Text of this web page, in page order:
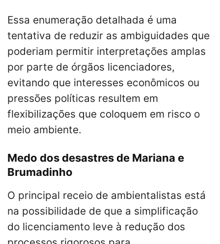
Essa enumeração detalhada é uma
tentativa de reduzir as ambiguidades que
poderiam permitir interpretações amplas
por parte de órgãos licenciadores,
evitando que interesses econômicos ou
pressões políticas resultem em
flexibilizações que coloquem em risco o
meio ambiente.
Medo dos desastres de Mariana e
Brumadinho
O principal receio de ambientalistas está
na possibilidade de que a simplificação
do licenciamento leve à redução dos